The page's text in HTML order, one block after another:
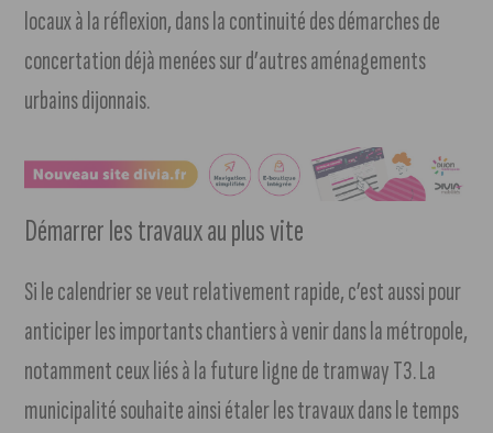
locaux à la réflexion, dans la continuité des démarches de
concertation déjà menées sur d’autres aménagements
urbains dijonnais.
Démarrer les travaux au plus vite
Si le calendrier se veut relativement rapide, c’est aussi pour
anticiper les importants chantiers à venir dans la métropole,
notamment ceux liés à la future ligne de tramway T3. La
municipalité souhaite ainsi étaler les travaux dans le temps